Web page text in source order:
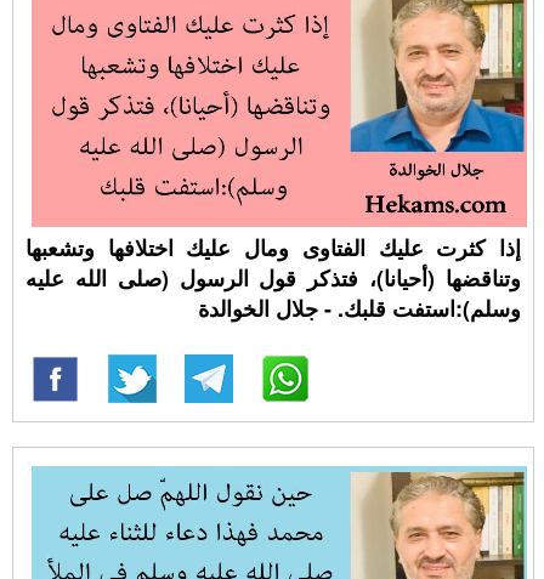
إذا كثرت عليك الفتاوى ومال عليك اختلافها وتشعبها
وتناقضها (أحيانا)، فتذكر قول الرسول (صلى الله عليه
وسلم):استفت قلبك. - جلال الخوالدة